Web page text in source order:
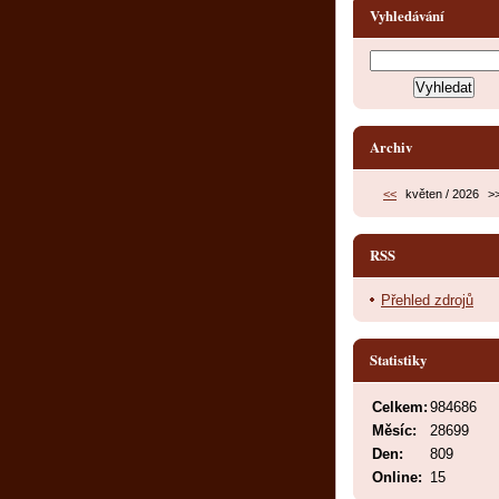
Vyhledávání
Archiv
<< květen / 2026
RSS
Přehled zdrojů
Statistiky
Online: 15
Celkem: 984686
Měsíc:
28699
Den:
809